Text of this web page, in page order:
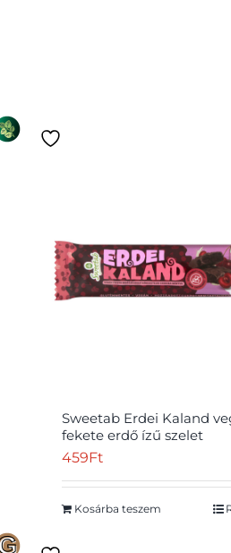
Sweetab Erdei Kaland
fekete erdő ízű szelet
kókusztejes csokiba
459Ft
Kosárba teszem